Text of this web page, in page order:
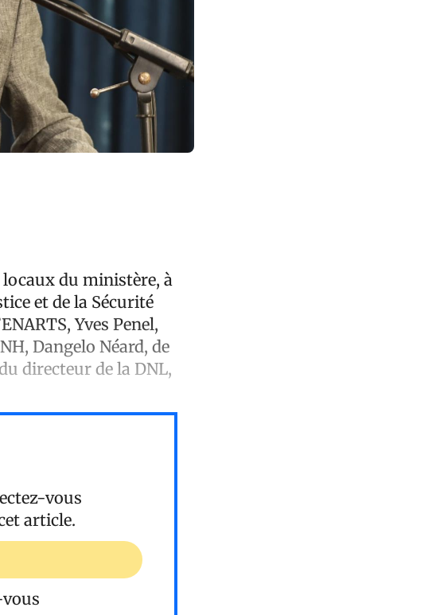
locaux du ministère, à
et de la Sécurité
Yves Penel,
Dangelo Néard, de
directeur de la DNL,
vous
article.